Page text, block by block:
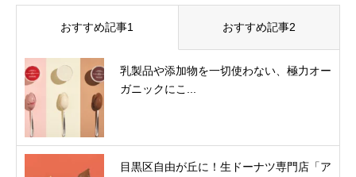
おすすめ記事1 おすすめ記事2
乳製品や添加物を一切使わない、極力オー
ガニックにこ...
目黒区自由が丘に！生ドーナツ専門店「ア